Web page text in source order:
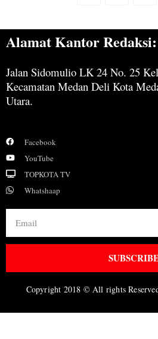
Alamat Kantor Redaksi:
Jalan Sidomulio LK 24 No. 25
Kecamatan Medan Deli Kota
Utara.
Facebook
YouTube
TOPKOTA TV
Whatshaap
Copyright 2018 © All rights